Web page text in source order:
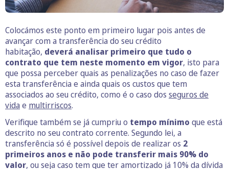
Colocámos este ponto em primeiro lugar pois antes de
avançar com a transferência do seu crédito
habitação, deverá analisar primeiro que tudo o
contrato que tem neste momento em vigor, isto para
que possa perceber quais as penalizações no caso de fazer
esta transferência e ainda quais os custos que tem
associados ao seu crédito, como é o caso dos seguros de
vida e multirriscos.
Verifique também se já cumpriu o tempo mínimo que está
descrito no seu contrato corrente. Segundo lei, a
transferência só é possível depois de realizar os 2
primeiros anos e não pode transferir mais 90% do
valor, ou seja caso tem que ter amortizado já 10% da dívida